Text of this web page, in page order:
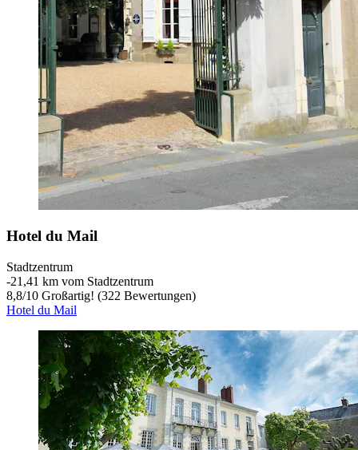
Hotel du Mail
Stadtzentrum
‐21,41 km vom Stadtzentrum
8,8/10 Großartig! (322 Bewertungen)
Hotel du Mail